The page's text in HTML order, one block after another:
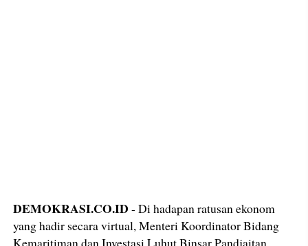
DEMOKRASI.CO.ID - Di hadapan ratusan ekonom
yang hadir secara virtual, Menteri Koordinator Bidang
Kemaritiman dan Investasi Luhut Binsar Pandjaitan